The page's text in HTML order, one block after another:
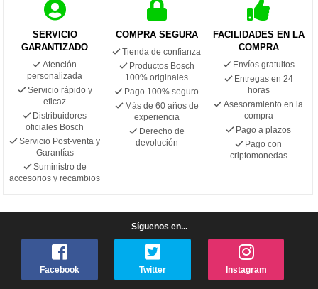
SERVICIO
GARANTIZADO
Atención
personalizada
Servicio rápido y
eficaz
Distribuidores
oficiales Bosch
Servicio Post-venta y
Garantías
Suministro de
accesorios y recambios
COMPRA SEGURA
Tienda de confianza
Productos Bosch
100% originales
Pago 100% seguro
Más de 60 años de
experiencia
Derecho de
devolución
FACILIDADES EN LA
COMPRA
Envíos gratuitos
Entregas en 24
horas
Asesoramiento en la
compra
Pago a plazos
Pago con
criptomonedas
Síguenos en...
Facebook Twitter Instagram